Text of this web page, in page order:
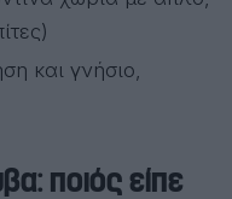
και γνήσιο,
ποιός είπε